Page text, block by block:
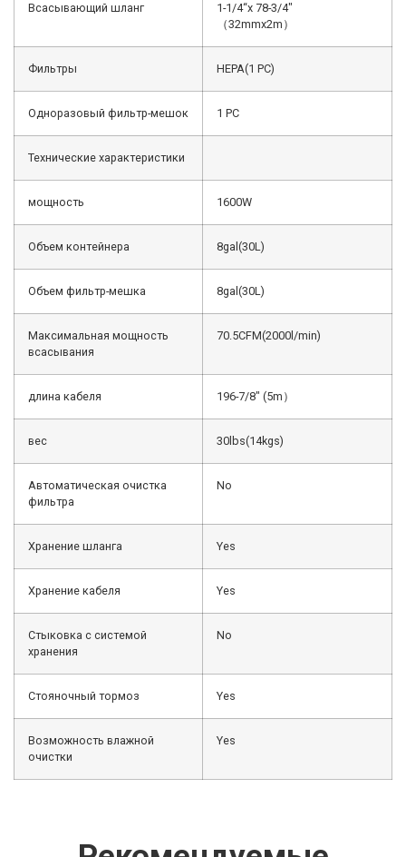
Всасывающий шланг
1-1/4“x 78-3/4″
（32mmx2m）
Фильтры HEPA(1 PC)
Одноразовый фильтр-мешок 1 PC
Технические характеристики
мощность 1600W
Объем контейнера 8gal(30L)
Объем фильтр-мешка 8gal(30L)
Максимальная мощность
всасывания
70.5CFM(2000l/min)
длина кабеля 196-7/8″ (5m）
вес 30lbs(14kgs)
Автоматическая очистка
фильтра
No
Хранение шланга Yes
Хранение кабеля Yes
Стыковка с системой
хранения
No
Стояночный тормоз Yes
Возможность влажной
очистки
Yes